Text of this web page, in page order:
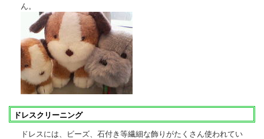
ん。
ドレスクリーニング
ドレスには、ビーズ、石付き等繊細な飾りがたくさん使われてい